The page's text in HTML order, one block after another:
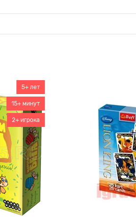
5+ лет
15+ минут
2+ игрока